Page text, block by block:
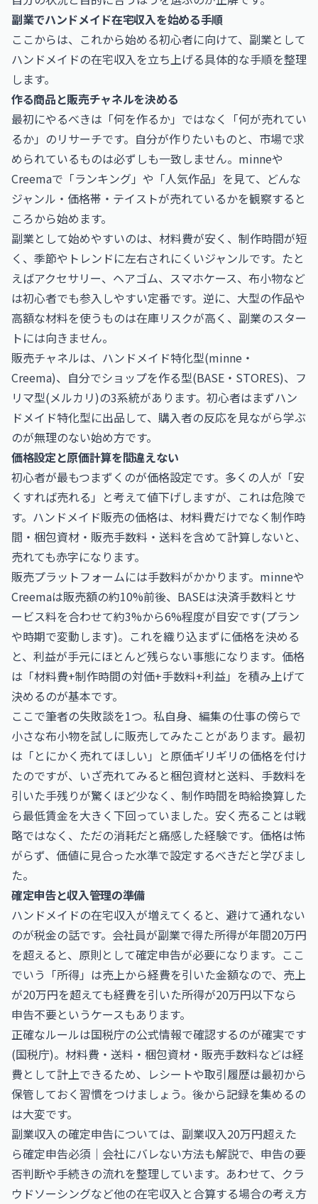
副業でハンドメイド在宅収入を始める手順
ここからは、これから始める初心者に向けて、副業として
ハンドメイドの在宅収入を立ち上げる具体的な手順を整理
します。
作る商品と販売チャネルを決める
最初にやるべきは「何を作るか」ではなく「何が売れてい
るか」のリサーチです。自分が作りたいものと、市場で求
められているものは必ずしも一致しません。minneや
Creemaで「ランキング」や「人気作品」を見て、どんな
ジャンル・価格帯・テイストが売れているかを観察すると
ころから始めます。
副業として始めやすいのは、材料費が安く、制作時間が短
く、季節やトレンドに左右されにくいジャンルです。たと
えばアクセサリー、ヘアゴム、スマホケース、布小物など
は初心者でも参入しやすい定番です。逆に、大型の作品や
高額な材料を使うものは在庫リスクが高く、副業のスター
トには向きません。
販売チャネルは、ハンドメイド特化型(minne・
Creema)、自分でショップを作る型(BASE・STORES)、フ
リマ型(メルカリ)の3系統があります。初心者はまずハン
ドメイド特化型に出品して、購入者の反応を見ながら学ぶ
のが無理のない始め方です。
価格設定と原価計算を間違えない
初心者が最もつまずくのが価格設定です。多くの人が「安
くすれば売れる」と考えて値下げしますが、これは危険で
す。ハンドメイド販売の価格は、材料費だけでなく制作時
間・梱包資材・販売手数料・送料を含めて計算しないと、
売れても赤字になります。
販売プラットフォームには手数料がかかります。minneや
Creemaは販売額の約10%前後、BASEは決済手数料とサ
ービス料を合わせて約3%から6%程度が目安です(プラン
や時期で変動します)。これを織り込まずに価格を決める
と、利益が手元にほとんど残らない事態になります。価格
は「材料費+制作時間の対価+手数料+利益」を積み上げて
決めるのが基本です。
ここで筆者の失敗談を1つ。私自身、編集の仕事の傍らで
小さな布小物を試しに販売してみたことがあります。最初
は「とにかく売れてほしい」と原価ギリギリの価格を付け
たのですが、いざ売れてみると梱包資材と送料、手数料を
引いた手残りが驚くほど少なく、制作時間を時給換算した
ら最低賃金を大きく下回っていました。安く売ることは戦
略ではなく、ただの消耗だと痛感した経験です。価格は怖
がらず、価値に見合った水準で設定するべきだと学びまし
た。
確定申告と収入管理の準備
ハンドメイドの在宅収入が増えてくると、避けて通れない
のが税金の話です。会社員が副業で得た所得が年間20万円
を超えると、原則として確定申告が必要になります。ここ
でいう「所得」は売上から経費を引いた金額なので、売上
が20万円を超えても経費を引いた所得が20万円以下なら
申告不要というケースもあります。
正確なルールは国税庁の公式情報で確認するのが確実です
(国税庁)。材料費・送料・梱包資材・販売手数料などは経
費として計上できるため、レシートや取引履歴は最初から
保管しておく習慣をつけましょう。後から記録を集めるの
は大変です。
副業収入の確定申告については、 副業収入20万円超えた
ら確定申告必須｜会社にバレない方法も解説で、申告の要
否判断や手続きの流れを整理しています。あわせて、クラ
ウドソーシングなど他の在宅収入と合算する場合の考え方